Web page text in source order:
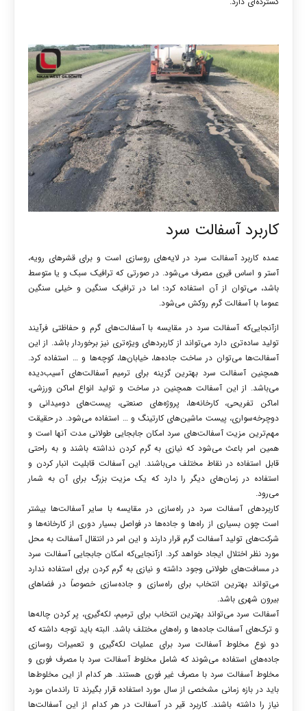
کاربرد آسفالت سرد
عمده کاربرد آسفالت سرد در لایه‌های روسازی است و برای قشرهای رویه،
آستر و اساس قیری مصرف می‌شود. در صورتی که ترافیک سبک و یا متوسط
باشد، می‌توان از آن استفاده کرد؛ اما در ترافیک سنگین و خیلی سنگین
عموما با آسفالت گرم روکش می‌شود.
ازآنجایی‌که آسفالت سرد در مقایسه با آسفالت‌های گرم و حفاظتی فرآیند
تولید ساده‌تری دارد می‌تواند از کاربردهای ویژه‌تری نیز برخوردار باشد. از این
آسفالت‌ها می‌توان در ساخت جاده‌ها، خیابان‌ها، کوچه‌ها و … استفاده کرد.
همچنین آسفالت سرد بهترین گزینه برای ترمیم آسفالت‌های آسیب‌دیده
می‌باشد. از این آسفالت همچنین در ساخت و تولید انواع اماکن ورزشی،
اماکن تفریحی، کارخانه‌ها، پروژه‌های صنعتی، پیست‌های دومیدانی و
دوچرخه‌سواری، پیست ماشین‌های کارتینگ و … استفاده می‌شود. در حقیقت
مهم‌ترین مزیت آسفالت‌های سرد امکان جابجایی طولانی مدت آنها است و
همین امر باعث می‌شود که نیازی به گرم کردن نداشته باشند و به راحتی
قابل استفاده در نقاط مختلف می‌باشند. این آسفالت قابلیت انبار کردن و
استفاده در زمان‌های دیگر را دارد که یک مزیت بزرگ برای آن به شمار
می‌رود.
کاربردهای آسفالت سرد در راه‌سازی در مقایسه با سایر آسفالت‌ها بیشتر
است چون بسیاری از راه‌ها و جاده‌ها در فواصل بسیار دوری از کارخانه‌ها و
شرکت‌های تولید آسفالت گرم قرار دارند و این امر در انتقال آسفالت به محل
مورد نظر اختلال ایجاد خواهد کرد. ازآنجایی‌که امکان جابجایی آسفالت سرد
در مسافت‌های طولانی وجود داشته و نیازی به گرم کردن برای استفاده ندارد
می‌تواند بهترین انتخاب برای راه‌سازی و جاده‌سازی خصوصاً در فضاهای
بیرون شهری باشد.
آسفالت سرد می‌تواند بهترین انتخاب برای ترمیم، لکه‌گیری، پر کردن چاله‌ها
و ترک‌های آسفالت جاده‌ها و راه‌های مختلف باشد. البته باید توجه داشته که
دو نوع مخلوط آسفالت سرد برای عملیات لکه‌گیری و تعمیرات روسازی
جاده‌های استفاده می‌شوند که شامل مخلوط آسفالت سرد با مصرف فوری و
مخلوط آسفالت سرد با مصرف غیر فوری هستند. هر کدام از این مخلوط‌ها
باید در بازه زمانی مشخصی از سال مورد استفاده قرار بگیرند تا راندمان مورد
نیاز را داشته باشند. کاربرد قیر در آسفالت در هر کدام از این آسفالت‌ها